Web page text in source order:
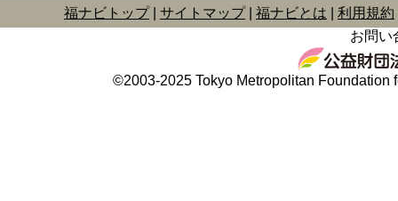
福ナビトップ サイトマップ 福ナビとは
利用規約
お問い
©2003-2025 Tokyo Metropolitan